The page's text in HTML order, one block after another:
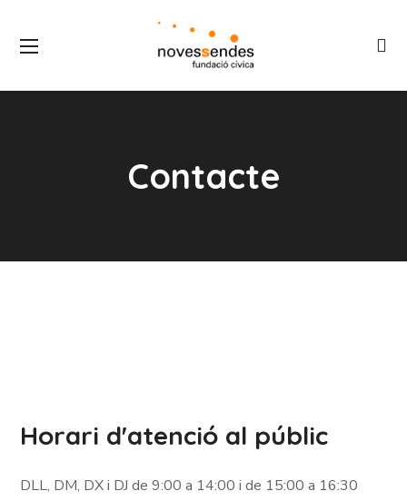
Contacte
Horari d'atenció al públic
DLL, DM, DX i DJ de 9:00 a 14:00 i de 15:00 a 16:30